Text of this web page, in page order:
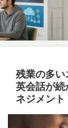
残業の多い
英会話が続
ネジメント